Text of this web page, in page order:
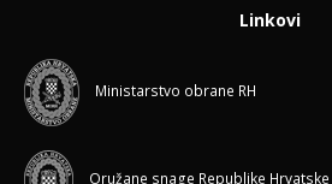
Linkovi
Ministarstvo obrane RH
Oružane snage Republike Hrvatske